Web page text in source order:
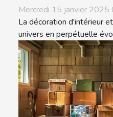
Mercredi 15 janvier 2025
La décoration d'intérieur
univers en perpétuelle